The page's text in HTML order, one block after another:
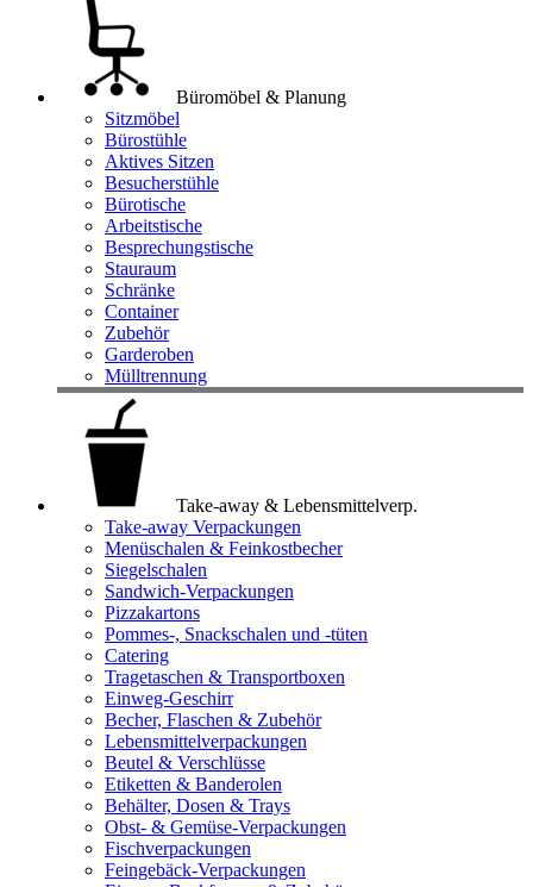
Büromöbel & Planung
Sitzmöbel
Bürostühle
Aktives Sitzen
Besucherstühle
Bürotische
Arbeitstische
Besprechungstische
Stauraum
Schränke
Container
Zubehör
Garderoben
Mülltrennung
Take-away & Lebensmittelverp.
Take-away Verpackungen
Menüschalen & Feinkostbecher
Siegelschalen
Sandwich-Verpackungen
Pizzakartons
Pommes-, Snackschalen und -tüten
Catering
Tragetaschen & Transportboxen
Einweg-Geschirr
Becher, Flaschen & Zubehör
Lebensmittelverpackungen
Beutel & Verschlüsse
Etiketten & Banderolen
Behälter, Dosen & Trays
Obst- & Gemüse-Verpackungen
Fischverpackungen
Feingebäck-Verpackungen